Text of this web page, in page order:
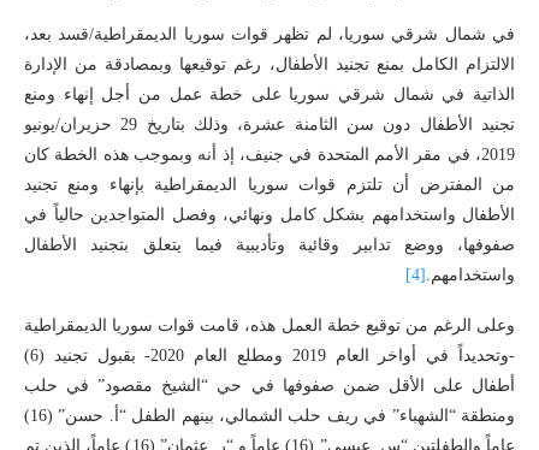
في شمال شرقي سوريا، لم تظهر قوات سوريا الديمقراطية/قسد بعد،
الالتزام الكامل بمنع تجنيد الأطفال، رغم توقيعها وبمصادقة من الإدارة
الذاتية في شمال شرقي سوريا على خطة عمل من أجل إنهاء ومنع
تجنيد الأطفال دون سن الثامنة عشرة، وذلك بتاريخ 29 حزيران/يونيو
2019، في مقر الأمم المتحدة في جنيف، إذ أنه وبموجب هذه الخطة كان
من المفترض أن تلتزم قوات سوريا الديمقراطية بإنهاء ومنع تجنيد
الأطفال واستخدامهم بشكل كامل ونهائي، وفصل المتواجدين حالياً في
صفوفها، ووضع تدابير وقائية وتأديبية فيما يتعلق بتجنيد الأطفال
واستخدامهم. [4]
وعلى الرغم من توقيع خطة العمل هذه، قامت قوات سوريا الديمقراطية
-وتحديداً في أواخر العام 2019 ومطلع العام 2020- بقبول تجنيد (6)
أطفال على الأقل ضمن صفوفها في حي “الشيخ مقصود” في حلب
ومنطقة “الشهباء” في ريف حلب الشمالي، بينهم الطفل “أ. حسن” (16)
عاماً والطفلتين “س. عيسى” (16) عاماً و “ر. عثمان” (16) عاماً، الذين تم